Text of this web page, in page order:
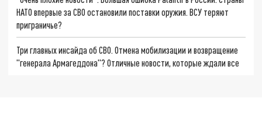
НАТО впервые за СВО остановили поставки оружия. ВСУ теряют
приграничье?
Три главных инсайда об СВО. Отмена мобилизации и возвращение
"генерала Армагеддона"? Отличные новости, которые ждали все